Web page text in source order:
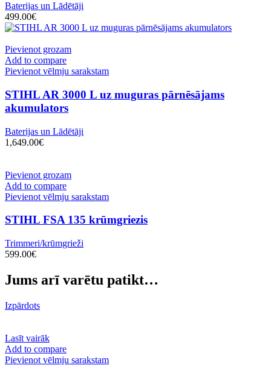
Baterijas un Lādētāji
499.00€
Pievienot grozam
Add to compare
Pievienot vēlmju sarakstam
STIHL AR 3000 L uz muguras pārnēsājams
akumulators
Baterijas un Lādētāji
1,649.00€
Pievienot grozam
Add to compare
Pievienot vēlmju sarakstam
STIHL FSA 135 krūmgriezis
Trimmeri/krūmgrieži
599.00€
Jums arī varētu patikt…
Izpārdots
Lasīt vairāk
Add to compare
Pievienot vēlmju sarakstam